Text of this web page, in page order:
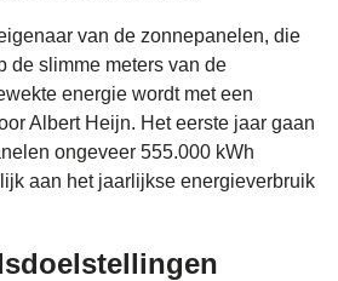
van de zonnepanelen, die
de slimme meters van de
energie wordt met een
Albert Heijn. Het eerste jaar gaan
ongeveer 555.000 kWh
aan het jaarlijkse energieverbruik